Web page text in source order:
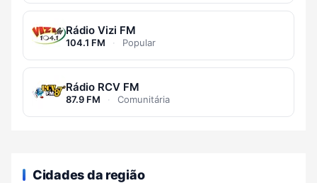
Rádio Vizi FM
104.1 FM · Popular
Rádio RCV FM
87.9 FM · Comunitária
Cidades da região